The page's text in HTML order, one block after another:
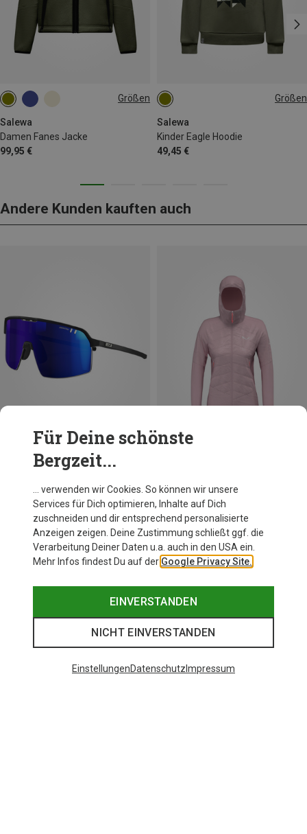
Größen
Salewa
Damen Fanes Jacke
99,95 €
XS S
XXL
Größen
Salewa
Kinder Eagle Hoodie
49,45 €
Andere Kunden kauften auch
Du sparst 28%
Für Deine schönste
Bergzeit...
… verwenden wir Cookies. So können wir unsere
Services für Dich optimieren, Inhalte auf Dich
zuschneiden und dir entsprechend personalisierte
Anzeigen zeigen. Deine Zustimmung schließt ggf. die
Verarbeitung Deiner Daten u.a. auch in den USA ein.
Mehr Infos findest Du auf der Google Privacy Site.
EINVERSTANDEN
NICHT EINVERSTANDEN
EinstellungenDatenschutz Impressum